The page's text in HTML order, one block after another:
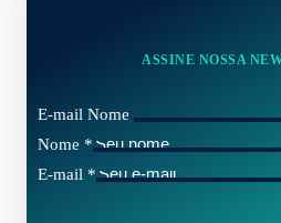
ASSINE NOSSA
E-mail Nome
Nome *
E-mail *